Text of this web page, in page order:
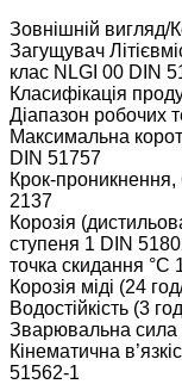
Зовнішній
Загущувач
клас NLGI 00 DIN
Класифікація
Діапазон робочих
Максимальна
DIN 51757
Крок-
2137
Корозія
ступеня 1 DIN
точка скидання °С
Корозія міді (24
Водостійкість (3
Зварювальна
Кінематична
51562-1